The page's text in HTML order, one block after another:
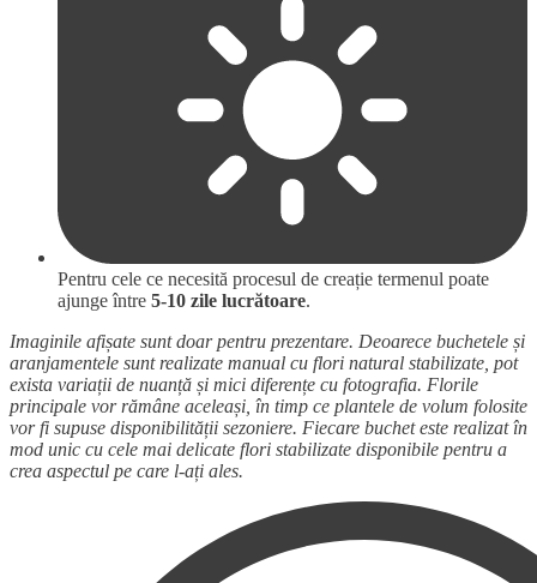
Pentru cele ce necesită procesul de creație termenul poate
ajunge între 5-10 zile lucrătoare.
Imaginile afișate sunt doar pentru prezentare. Deoarece buchetele și
aranjamentele sunt realizate manual cu flori natural stabilizate, pot
exista variații de nuanță și mici diferențe cu fotografia. Florile
principale vor rămâne aceleași, în timp ce plantele de volum folosite
vor fi supuse disponibilității sezoniere. Fiecare buchet este realizat în
mod unic cu cele mai delicate flori stabilizate disponibile pentru a
crea aspectul pe care l-ați ales.